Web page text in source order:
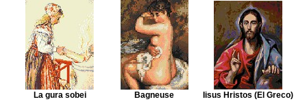
La gura sobei Bagneuse Iisus Hristos (El Greco)